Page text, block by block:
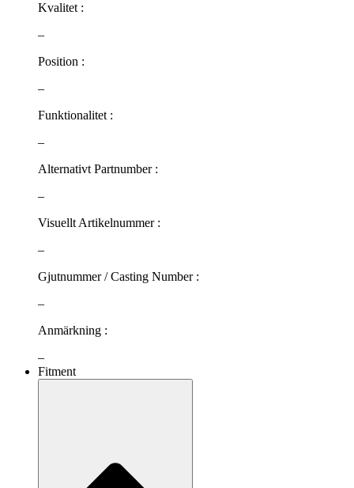
Kvalitet :
–
Position :
–
Funktionalitet :
–
Alternativt Partnumber :
–
Visuellt Artikelnummer :
–
Gjutnummer / Casting Number :
–
Anmärkning :
–
Fitment